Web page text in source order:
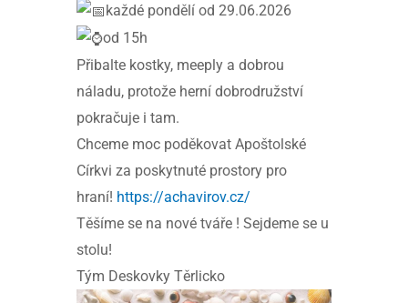
každé pondělí od 29.06.2026
od 15h
Přibalte kostky, meeply a dobrou
náladu, protože herní dobrodružství
pokračuje i tam.
Chceme moc poděkovat Apoštolské
Církvi za poskytnuté prostory pro
hraní! https://achavirov.cz/
Těšíme se na nové tváře ! Sejdeme se u
stolu!
Tým Deskovky Těrlicko